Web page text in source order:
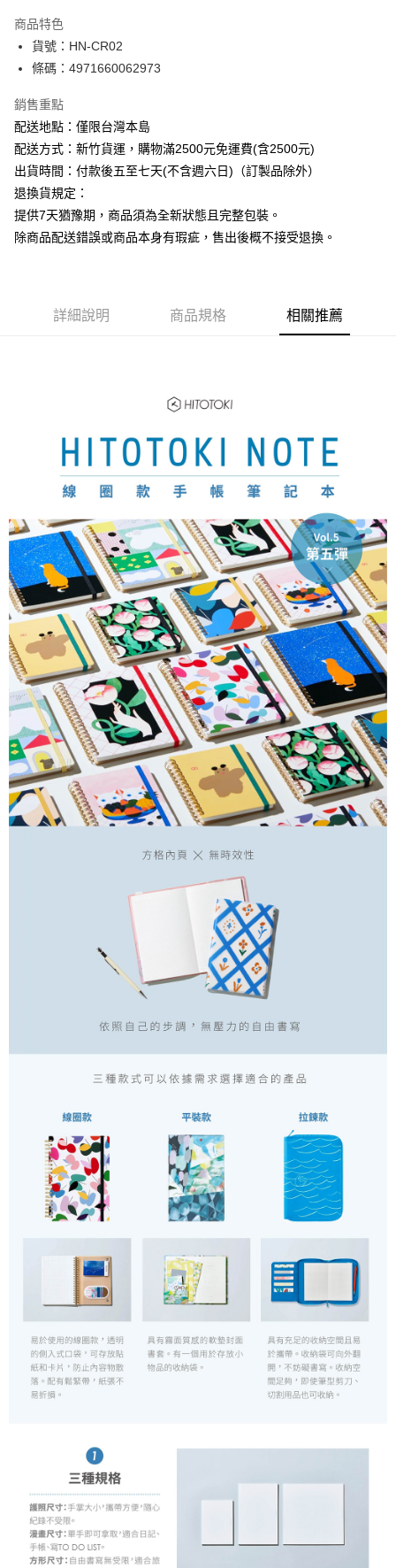
運送方式
下單前請先詢問庫存
每筆NT$130，滿NT$2,500(含以上)免運費
商品特色
貨號：HN-CR02
條碼：4971660062973
銷售重點
配送地點：僅限台灣本島
配送方式：新竹貨運，購物滿2500元免運費(含2500元)
出貨時間：付款後五至七天(不含週六日)（訂製品除外）
退換貨規定：
提供7天猶豫期，商品須為全新狀態且完整包裝。
除商品配送錯誤或商品本身有瑕疵，售出後概不接受退換。
詳細說明 商品規格 相關推薦